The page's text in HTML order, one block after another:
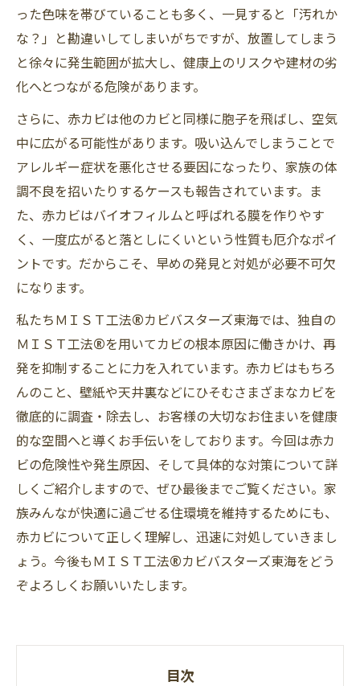
った色味を帯びていることも多く、一見すると「汚れか
な？」と勘違いしてしまいがちですが、放置してしまう
と徐々に発生範囲が拡大し、健康上のリスクや建材の劣
化へとつながる危険があります。
さらに、赤カビは他のカビと同様に胞子を飛ばし、空気
中に広がる可能性があります。吸い込んでしまうことで
アレルギー症状を悪化させる要因になったり、家族の体
調不良を招いたりするケースも報告されています。ま
た、赤カビはバイオフィルムと呼ばれる膜を作りやす
く、一度広がると落としにくいという性質も厄介なポイ
ントです。だからこそ、早めの発見と対処が必要不可欠
になります。
私たちＭＩＳＴ工法®カビバスターズ東海では、独自の
ＭＩＳＴ工法®を用いてカビの根本原因に働きかけ、再
発を抑制することに力を入れています。赤カビはもちろ
んのこと、壁紙や天井裏などにひそむさまざまなカビを
徹底的に調査・除去し、お客様の大切なお住まいを健康
的な空間へと導くお手伝いをしております。今回は赤カ
ビの危険性や発生原因、そして具体的な対策について詳
しくご紹介しますので、ぜひ最後までご覧ください。家
族みんなが快適に過ごせる住環境を維持するためにも、
赤カビについて正しく理解し、迅速に対処していきまし
ょう。今後もＭＩＳＴ工法®カビバスターズ東海をどう
ぞよろしくお願いいたします。
目次